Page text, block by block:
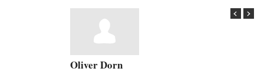
Oliver Dorn